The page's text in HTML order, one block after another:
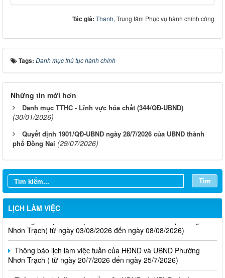
Tác giả: Thanh, Trung tâm Phục vụ hành chính công
Tags: Danh mục thủ tục hành chính
Những tin mới hơn
Danh mục TTHC - Lĩnh vực hóa chất (344/QĐ-UBND)
(30/01/2026)
Quyết định 1901/QĐ-UBND ngày 28/7/2026 của UBND thành
phố Đồng Nai (29/07/2026)
Tìm
LỊCH LÀM VIỆC
Thông báo lịch làm việc tuần của HĐND và UBND phường
Nhơn Trạch( từ ngày 03/08/2026 đến ngày 08/08/2026)
Thông báo lịch làm việc tuần của HĐND và UBND Phường
Nhơn Trạch ( từ ngày 20/7/2026 đến ngày 25/7/2026)
Thông báo lịch làm việc tuần của HĐND và UBND phường